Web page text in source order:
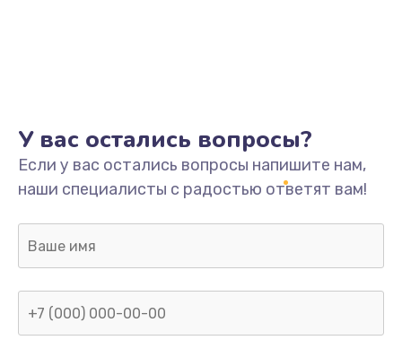
У вас остались вопросы?
Если у вас остались вопросы напишите нам,
наши специалисты с радостью ответят вам!